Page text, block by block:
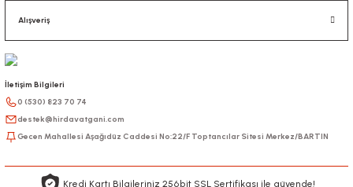
Alışveriş
İletişim Bilgileri
0 (530) 823 70 74
destek@hirdavatgani.com
Gecen Mahallesi Aşağıdüz Caddesi No:22/F Toptancılar Sitesi Merkez/BARTIN
Kredi Kartı Bilgileriniz 256bit SSL Sertifikası ile güvende!